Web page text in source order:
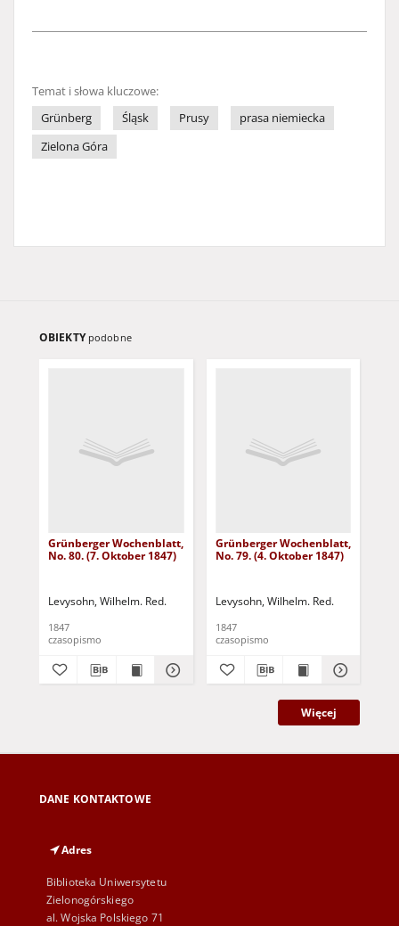
Temat i słowa kluczowe:
Grünberg
Śląsk Prusy
prasa niemiecka
Zielona Góra
OBIEKTY podobne
Grünberger Wochenblatt,
No. 80. (7. Oktober 1847)
Levysohn, Wilhelm. Red.
1847
czasopismo
Grünberger Wochenblatt,
No. 79. (4. Oktober 1847)
Levysohn, Wilhelm. Red.
1847
czasopismo
Więcej
DANE KONTAKTOWE
Adres
Biblioteka Uniwersytetu
Zielonogórskiego
al. Wojska Polskiego 71